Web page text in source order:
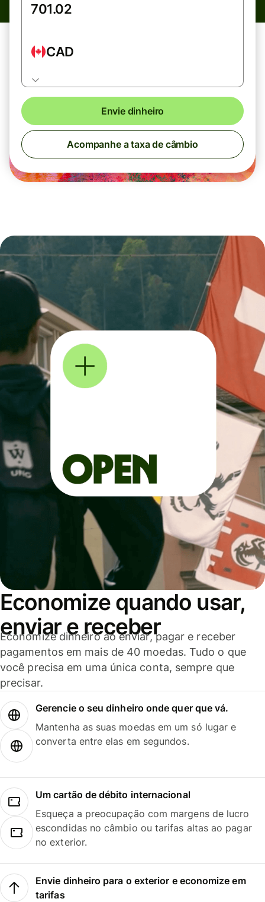
CAD
Envie dinheiro
Acompanhe a taxa de câmbio
Economize quando usar,
enviar e receber
Economize dinheiro ao enviar, pagar e receber
pagamentos em mais de 40 moedas. Tudo o que
você precisa em uma única conta, sempre que
precisar.
Gerencie o seu dinheiro onde quer que vá.
Mantenha as suas moedas em um só lugar e
converta entre elas em segundos.
Um cartão de débito internacional
Esqueça a preocupação com margens de lucro
escondidas no câmbio ou tarifas altas ao pagar
no exterior.
Envie dinheiro para o exterior e economize em
tarifas